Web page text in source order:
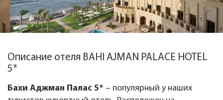
Описание отеля BAHI AJMAN PALACE HOTEL
5*
Бахи Аджман Палас 5* – популярный у наших